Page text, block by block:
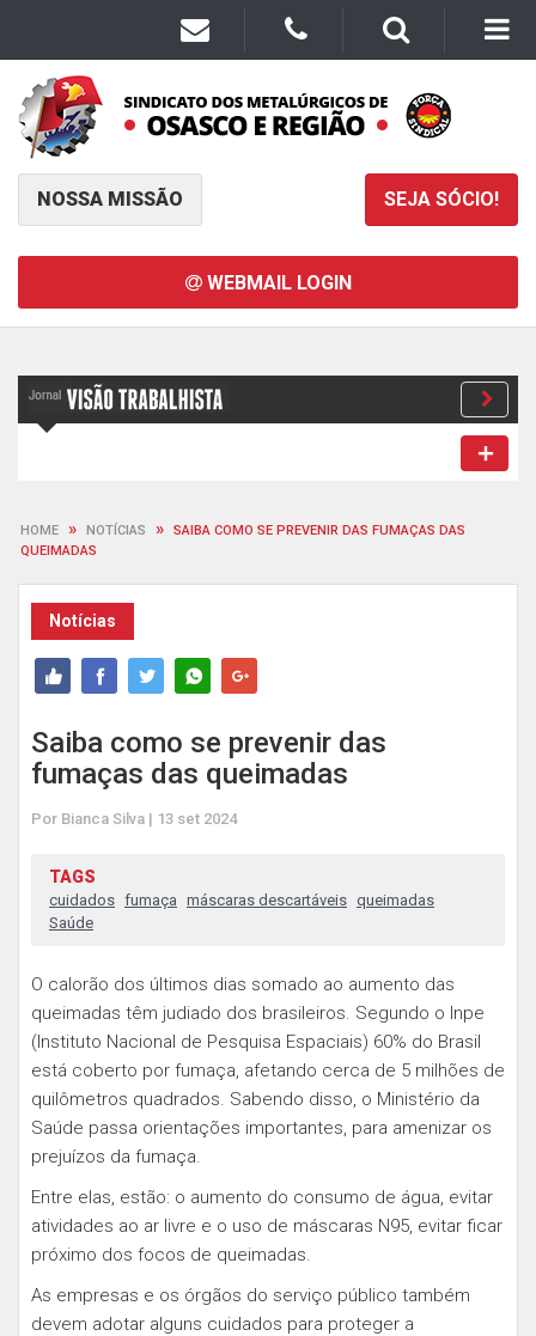
NOSSA MISSÃO SEJA SÓCIO!
WEBMAIL LOGIN
HOME » NOTÍCIAS »
SAIBA COMO SE PREVENIR DAS FUMAÇAS DAS
QUEIMADAS
Notícias
Saiba como se prevenir das
fumaças das queimadas
Por Bianca Silva | 13 set 2024
TAGS
cuidados fumaça máscaras descartáveis queimadas
Saúde
O calorão dos últimos dias somado ao aumento das
queimadas têm judiado dos brasileiros. Segundo o Inpe
(Instituto Nacional de Pesquisa Espaciais) 60% do Brasil
está coberto por fumaça, afetando cerca de 5 milhões de
quilômetros quadrados. Sabendo disso, o Ministério da
Saúde passa orientações importantes, para amenizar os
prejuízos da fumaça.
Entre elas, estão: o aumento do consumo de água, evitar
atividades ao ar livre e o uso de máscaras N95, evitar ficar
próximo dos focos de queimadas.
As empresas e os órgãos do serviço público também
devem adotar alguns cuidados para proteger a